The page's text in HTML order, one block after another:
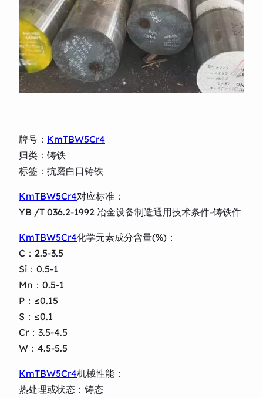
牌号： KmTBW5Cr4
归类：铸铁
标签：抗磨白口铸铁
KmTBW5Cr4对应标准：
YB /T 036.2-1992 冶金设备制造通用技术条件-铸铁件
KmTBW5Cr4化学元素成分含量(%)：
C：2.5-3.5
Si：0.5-1
Mn：0.5-1
P：≤0.15
S：≤0.1
Cr：3.5-4.5
W：4.5-5.5
KmTBW5Cr4机械性能：
热处理或状态：铸态